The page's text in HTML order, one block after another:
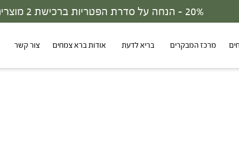
מרכז המבקרים בריא לדעת אודות ברא צמחים צור קשר